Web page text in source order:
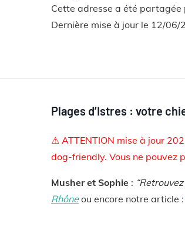
Cette adresse a été partagée
Dernière mise à jour le 12/06/
Plages d’Istres : votre
⚠ ATTENTION mise à jour
dog-friendly. Vous ne pouvez
Musher et Sophie :
Rhôneou encore notre article :